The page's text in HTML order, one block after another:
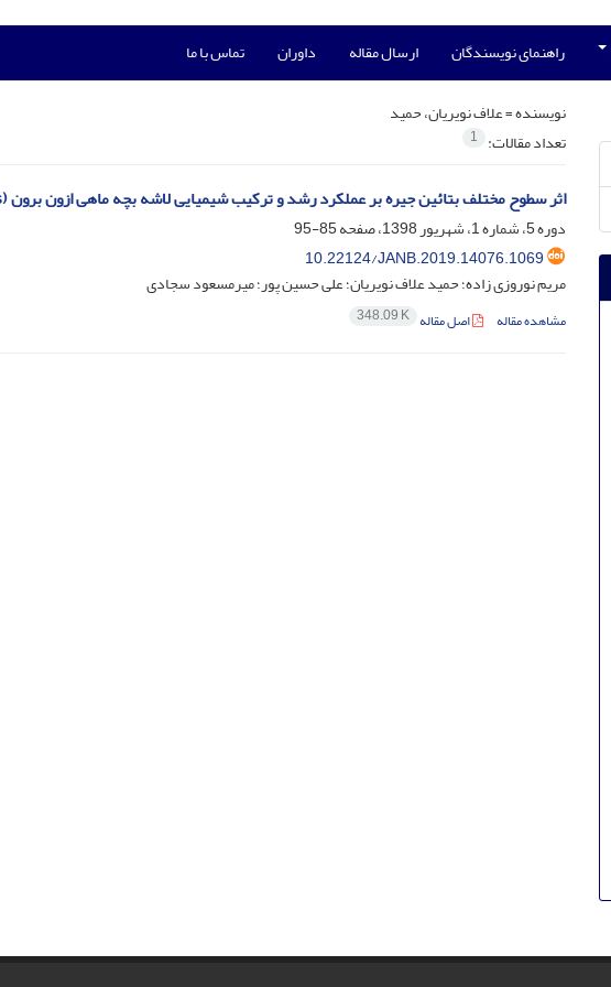
راهنمای نویسندگان ارسال مقاله داوران تماس با ما
نویسنده =علاف نویریان، حمید
تعداد مقالات: 1
اثر سطوح مختلف بتائین جیره بر عملکرد رشد و ترکیب شیمیایی لاشه بچه ماهی ازون برون (Acipenser stellatus)
دوره 5، شماره 1، شهریور 1398، صفحه
85-95
10.22124/JANB.2019.14076.1069
مریم نوروزی زاده؛ حمید علاف نویریان؛ علی حسین پور؛ میرمسعود سجادی
مشاهده مقاله اصل مقاله 348.09 K